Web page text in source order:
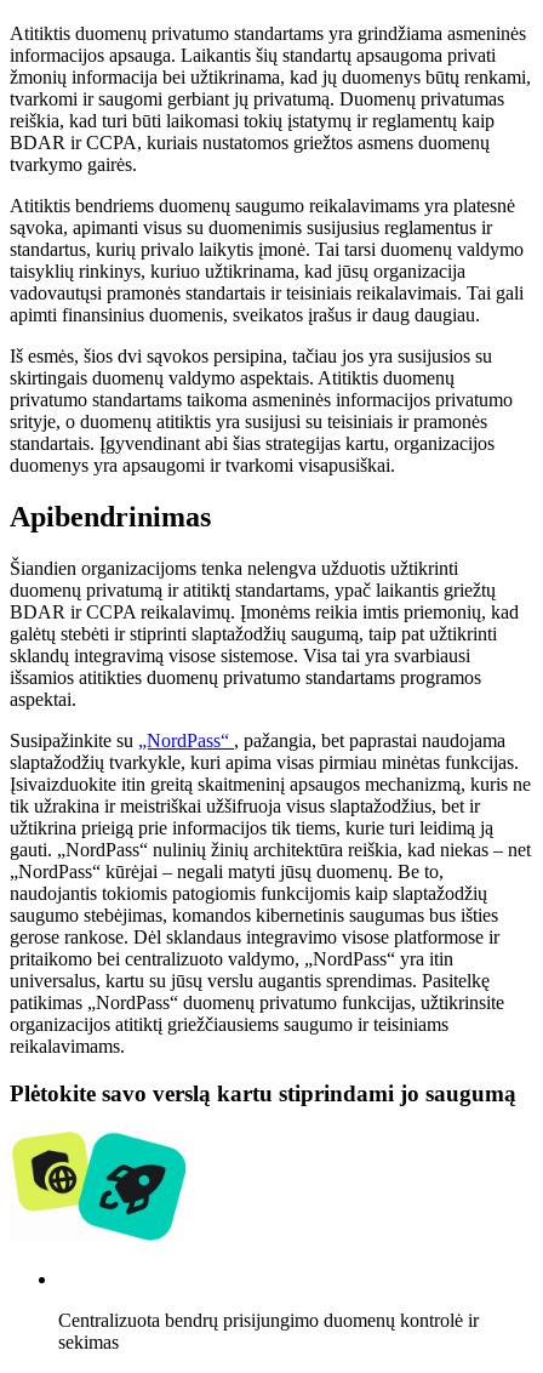
Atitiktis duomenų privatumo standartams yra grindžiama asmeninės
informacijos apsauga. Laikantis šių standartų apsaugoma privati
žmonių informacija bei užtikrinama, kad jų duomenys būtų renkami,
tvarkomi ir saugomi gerbiant jų privatumą. Duomenų privatumas
reiškia, kad turi būti laikomasi tokių įstatymų ir reglamentų kaip
BDAR ir CCPA, kuriais nustatomos griežtos asmens duomenų
tvarkymo gairės.
Atitiktis bendriems duomenų saugumo reikalavimams yra platesnė
sąvoka, apimanti visus su duomenimis susijusius reglamentus ir
standartus, kurių privalo laikytis įmonė. Tai tarsi duomenų valdymo
taisyklių rinkinys, kuriuo užtikrinama, kad jūsų organizacija
vadovautųsi pramonės standartais ir teisiniais reikalavimais. Tai gali
apimti finansinius duomenis, sveikatos įrašus ir daug daugiau.
Iš esmės, šios dvi sąvokos persipina, tačiau jos yra susijusios su
skirtingais duomenų valdymo aspektais. Atitiktis duomenų
privatumo standartams taikoma asmeninės informacijos privatumo
srityje, o duomenų atitiktis yra susijusi su teisiniais ir pramonės
standartais. Įgyvendinant abi šias strategijas kartu, organizacijos
duomenys yra apsaugomi ir tvarkomi visapusiškai.
Apibendrinimas
Šiandien organizacijoms tenka nelengva užduotis užtikrinti
duomenų privatumą ir atitiktį standartams, ypač laikantis griežtų
BDAR ir CCPA reikalavimų. Įmonėms reikia imtis priemonių, kad
galėtų stebėti ir stiprinti slaptažodžių saugumą, taip pat užtikrinti
sklandų integravimą visose sistemose. Visa tai yra svarbiausi
išsamios atitikties duomenų privatumo standartams programos
aspektai.
Susipažinkite su „NordPass“ , pažangia, bet paprastai naudojama
slaptažodžių tvarkykle, kuri apima visas pirmiau minėtas funkcijas.
Įsivaizduokite itin greitą skaitmeninį apsaugos mechanizmą, kuris ne
tik užrakina ir meistriškai užšifruoja visus slaptažodžius, bet ir
užtikrina prieigą prie informacijos tik tiems, kurie turi leidimą ją
gauti. „NordPass“ nulinių žinių architektūra reiškia, kad niekas – net
„NordPass“ kūrėjai – negali matyti jūsų duomenų. Be to,
naudojantis tokiomis patogiomis funkcijomis kaip slaptažodžių
saugumo stebėjimas, komandos kibernetinis saugumas bus išties
gerose rankose. Dėl sklandaus integravimo visose platformose ir
pritaikomo bei centralizuoto valdymo, „NordPass“ yra itin
universalus, kartu su jūsų verslu augantis sprendimas. Pasitelkę
patikimas „NordPass“ duomenų privatumo funkcijas, užtikrinsite
organizacijos atitiktį griežčiausiems saugumo ir teisiniams
reikalavimams.
Plėtokite savo verslą kartu stiprindami jo saugumą
Centralizuota bendrų prisijungimo duomenų kontrolė ir
sekimas